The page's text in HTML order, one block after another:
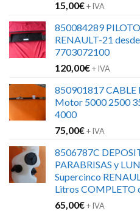
15,00€+ IVA
850084289
RENAULT-21
7703072100
120,00€+ IVA
850901817 CABLE
Motor 5000 2500
4000
75,00€+ IVA
8506787C
PARABRISAS y
Supercinco
Litros COMPLETO
65,00€+ IVA